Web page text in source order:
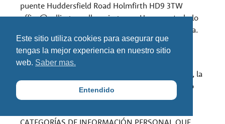
puente Huddersfield Road Holmfirth HD9 3TW
office@collingwoodlearning.com. Haremos todo lo
posible para respaldar la resolución de su consulta.
16.2 Si después de esto no está satisfecho con
nuestra respuesta, tiene derecho a presentar una
queja formal ante su regulador local (por ejemplo, la
Oficina del Comisionado de Información del Reino
Unido en el Reino Unido).
CATEGORÍAS DE INFORMACIÓN PERSONAL QUE
Este sitio utiliza cookies para asegurar que
tengas la mejor experiencia en nuestro sitio
web. Saber mas.
Entendido